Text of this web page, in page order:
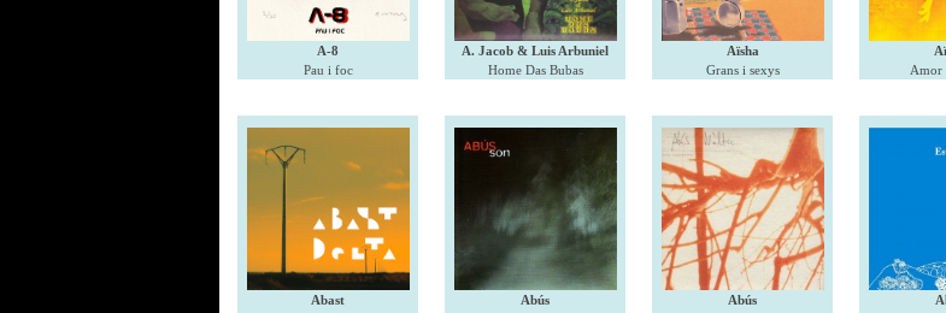
A-8
Pau i foc
A. Jacob & Luis Arbuniel
Home Das Bubas
Aïsha
Grans i sexys
Amor
Abast
Abús
Abús